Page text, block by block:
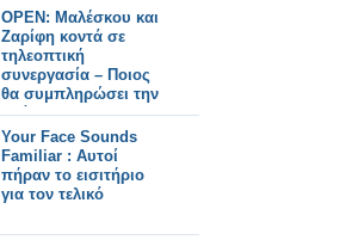
OPEN: Μαλέσκου και
Ζαρίφη κοντά σε
τηλεοπτική
συνεργασία – Ποιος
θα συμπληρώσει την
ομάδα;
Your Face Sounds
Familiar : Αυτοί
πήραν το εισιτήριο
για τον τελικό